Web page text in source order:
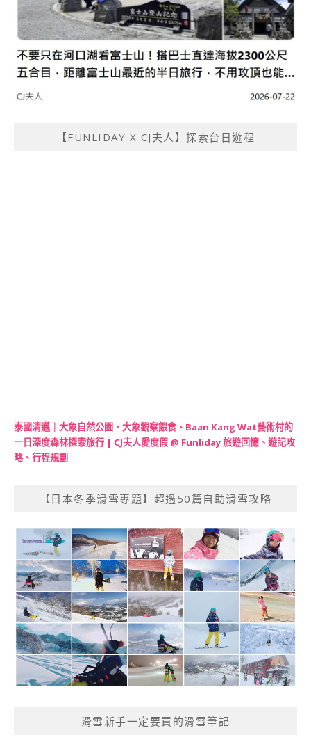
【FUNLIDAY X CJ夫人】探索台日遊程
泰國清邁｜大象自然公園、大象觀察餵食、Baan Kang Wat藝術村的
一日深度森林探索旅行 | CJ夫人愛度假 @ Funliday 旅遊回憶、遊記攻
略、行程規劃
【日本冬季滑雪專題】超過50篇自助滑雪攻略
滑雪新手一定要買的滑雪筆記